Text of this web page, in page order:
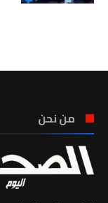
من نحن